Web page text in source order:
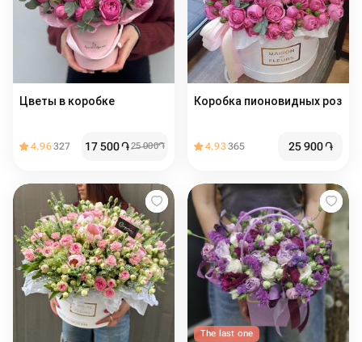
Цветы в коробке
4.96327 17 500֏25 000֏
Коробка пионовидных роз
4.93365 25 900֏
The last one